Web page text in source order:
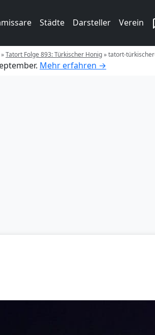
Städte Darsteller Verein
»Tatort Folge 893: Türkischer Honig»tatort-
Mehr erfahren →